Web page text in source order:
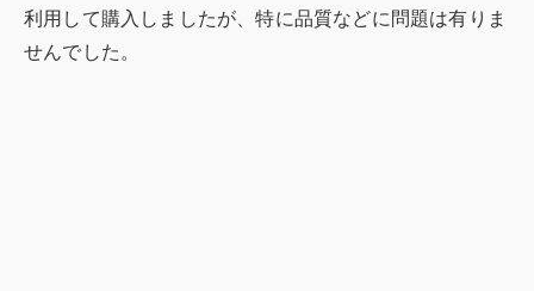
利用して購入しましたが、特に品質などに問題は有りま
せんでした。